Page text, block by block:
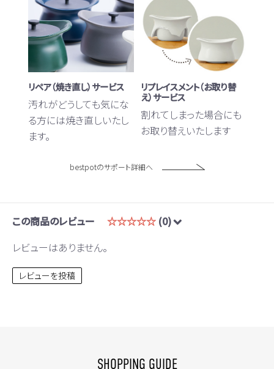
リペア（焼き直し）サービス
汚れがどうしても気にな
る方には焼き直しいたし
ます。
リプレイスメント（お取り替
え）サービス
割れてしまった場合にも
お取り替えいたします
bestpotのサポート詳細へ
この商品のレビュー ☆☆☆☆☆ (0)
レビューはありません。
レビューを投稿
SHOPPING GUIDE